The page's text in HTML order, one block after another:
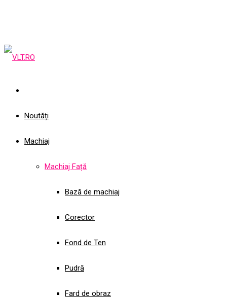
Noutăți
Machiaj
Machiaj Față
Bază de machiaj
Corector
Fond de Ten
Pudră
Fard de obraz